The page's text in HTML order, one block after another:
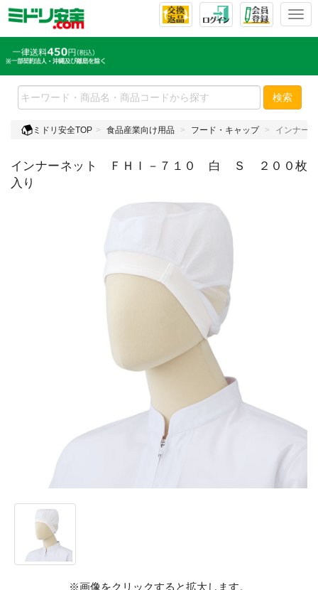
T
l
e
n
v
g
検索
ミドリ安全TOP 食品産業向け用品 フード・キャップ インナー
インナーネット ＦＨＩ－７１０ 白 Ｓ ２００枚
入り
※画像をクリックすると拡大します。